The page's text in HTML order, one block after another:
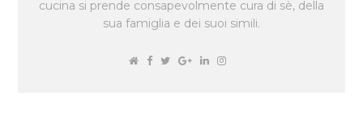
cucina si prende consapevolmente cura di sè, della
sua famiglia e dei suoi simili.